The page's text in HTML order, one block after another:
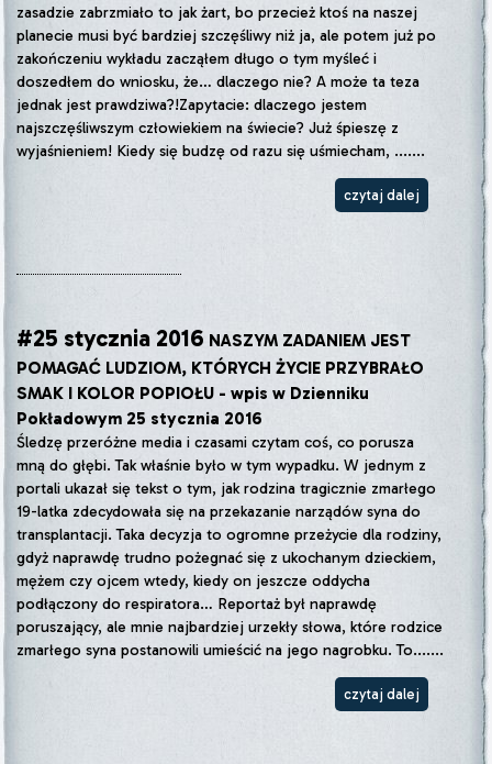
zasadzie zabrzmiało to jak żart, bo przecież ktoś na naszej
planecie musi być bardziej szczęśliwy niż ja, ale potem już po
zakończeniu wykładu zacząłem długo o tym myśleć i
doszedłem do wniosku, że… dlaczego nie? A może ta teza
jednak jest prawdziwa?!Zapytacie: dlaczego jestem
najszczęśliwszym człowiekiem na świecie? Już śpieszę z
wyjaśnieniem! Kiedy się budzę od razu się uśmiecham, .......
czytaj dalej
#25 stycznia 2016 NASZYM ZADANIEM JEST
POMAGAĆ LUDZIOM, KTÓRYCH ŻYCIE PRZYBRAŁO
SMAK I KOLOR POPIOŁU - wpis w Dzienniku
Pokładowym 25 stycznia 2016
Śledzę przeróżne media i czasami czytam coś, co porusza
mną do głębi. Tak właśnie było w tym wypadku. W jednym z
portali ukazał się tekst o tym, jak rodzina tragicznie zmarłego
19-latka zdecydowała się na przekazanie narządów syna do
transplantacji. Taka decyzja to ogromne przeżycie dla rodziny,
gdyż naprawdę trudno pożegnać się z ukochanym dzieckiem,
mężem czy ojcem wtedy, kiedy on jeszcze oddycha
podłączony do respiratora… Reportaż był naprawdę
poruszający, ale mnie najbardziej urzekły słowa, które rodzice
zmarłego syna postanowili umieścić na jego nagrobku. To.......
czytaj dalej